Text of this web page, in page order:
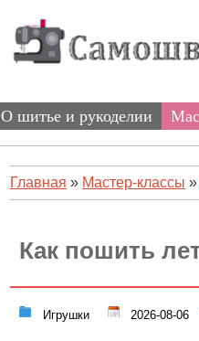
О шитье и рукоделии
Главная » Мастер-классы »
Как пошить
Игрушки 2026-08-06